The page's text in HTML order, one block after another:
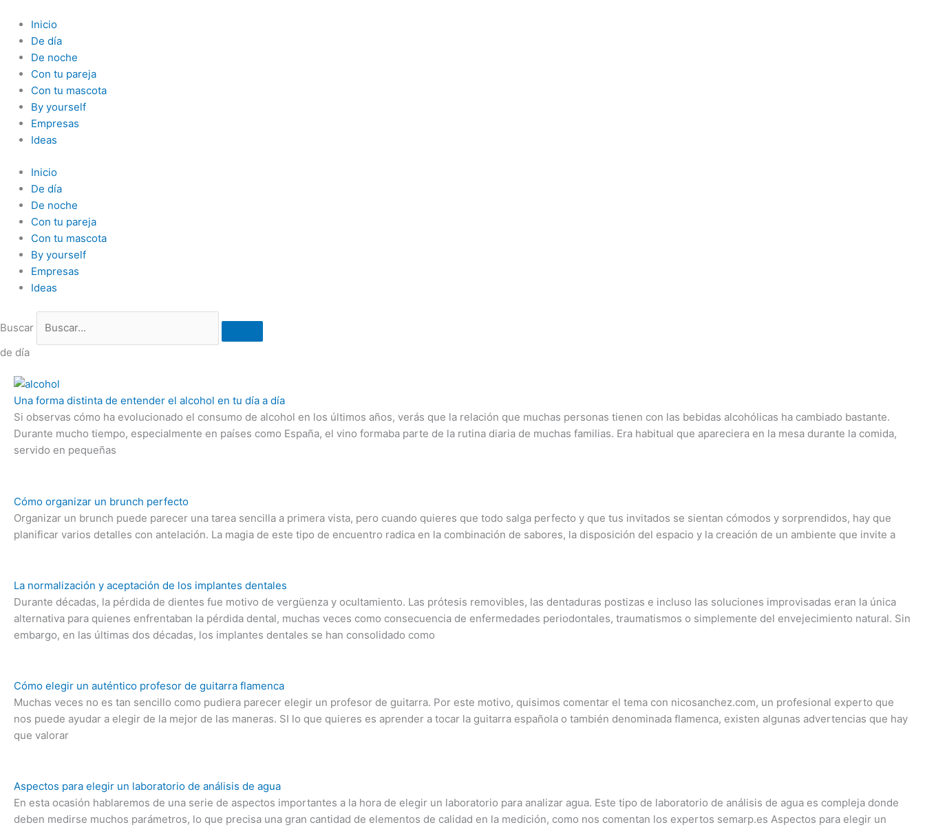
contenido
Inicio
De día
De noche
Con tu pareja
Con tu mascota
By yourself
Empresas
Ideas
Inicio
De día
De noche
Con tu pareja
Con tu mascota
By yourself
Empresas
Ideas
Buscar
de día
Una forma distinta de entender el alcohol en tu día a día
Si observas cómo ha evolucionado el consumo de alcohol en los últimos años, verás que la relación que muchas personas tienen con las bebidas alcohólicas ha cambiado bastante.
Durante mucho tiempo, especialmente en países como España, el vino formaba parte de la rutina diaria de muchas familias. Era habitual que apareciera en la mesa durante la comida,
servido en pequeñas
Cómo organizar un brunch perfecto
Organizar un brunch puede parecer una tarea sencilla a primera vista, pero cuando quieres que todo salga perfecto y que tus invitados se sientan cómodos y sorprendidos, hay que
planificar varios detalles con antelación. La magia de este tipo de encuentro radica en la combinación de sabores, la disposición del espacio y la creación de un ambiente que invite a
La normalización y aceptación de los implantes dentales
Durante décadas, la pérdida de dientes fue motivo de vergüenza y ocultamiento. Las prótesis removibles, las dentaduras postizas e incluso las soluciones improvisadas eran la única
alternativa para quienes enfrentaban la pérdida dental, muchas veces como consecuencia de enfermedades periodontales, traumatismos o simplemente del envejecimiento natural. Sin
embargo, en las últimas dos décadas, los implantes dentales se han consolidado como
Cómo elegir un auténtico profesor de guitarra flamenca
Muchas veces no es tan sencillo como pudiera parecer elegir un profesor de guitarra. Por este motivo, quisimos comentar el tema con nicosanchez.com, un profesional experto que
nos puede ayudar a elegir de la mejor de las maneras. SI lo que quieres es aprender a tocar la guitarra española o también denominada flamenca, existen algunas advertencias que hay
que valorar
Aspectos para elegir un laboratorio de análisis de agua
En esta ocasión hablaremos de una serie de aspectos importantes a la hora de elegir un laboratorio para analizar agua. Este tipo de laboratorio de análisis de agua es compleja donde
deben medirse muchos parámetros, lo que precisa una gran cantidad de elementos de calidad en la medición, como nos comentan los expertos semarp.es Aspectos para elegir un